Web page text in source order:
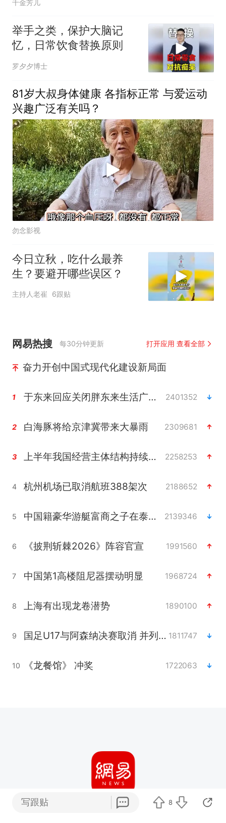
千金芳儿
举手之类，保护大脑记
忆，日常饮食替换原则
罗夕夕博士
81岁大叔身体健康 各指标正常 与爱运动
兴趣广泛有关吗？
勿念影视
今日立秋，吃什么最养
生？要避开哪些误区？
主持人老崔 6跟贴
网易热搜 每30分钟更新 打开应用 查看全部
奋力开创中国式现代化建设新局面
1 于东来回应关闭胖东来生活广场店 2401352
2 白海豚将给京津冀带来大暴雨 2309681
3 上半年我国经营主体结构持续优化 2258253
4 杭州机场已取消航班388架次 2188652
5 中国籍豪华游艇富商之子在泰国被杀 2139346
6 《披荆斩棘2026》阵容官宣 1991560
7 中国第1高楼阻尼器摆动明显 1968724
8 上海有出现龙卷潜势 1890100
9 国足U17与阿森纳决赛取消 并列冠军 1811747
10 《龙餐馆》 冲奖 1722063
写跟贴 8